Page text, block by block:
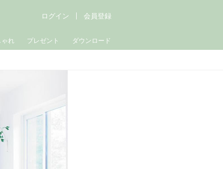
ゃれ プレゼント ダウンロード
ログイン 会員登録